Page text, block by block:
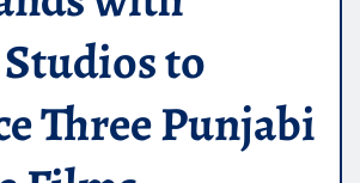
to
Three Punjabi